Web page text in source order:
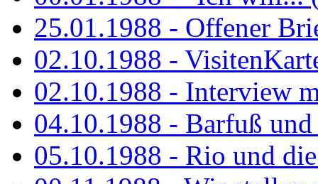
25.01.1988 - Offener
02.10.1988 -
02.10.1988 - Interview
04.10.1988 - Barfuß und
05.10.1988 - Rio und